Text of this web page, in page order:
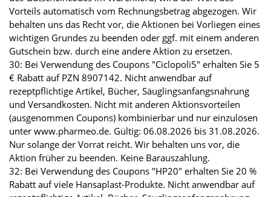
Vorteils automatisch vom Rechnungsbetrag abgezogen. Wir
behalten uns das Recht vor, die Aktionen bei Vorliegen eines
wichtigen Grundes zu beenden oder ggf. mit einem anderen
Gutschein bzw. durch eine andere Aktion zu ersetzen.
30: Bei Verwendung des Coupons "Ciclopoli5" erhalten Sie 5
€ Rabatt auf PZN 8907142. Nicht anwendbar auf
rezeptpflichtige Artikel, Bücher, Säuglingsanfangsnahrung
und Versandkosten. Nicht mit anderen Aktionsvorteilen
(ausgenommen Coupons) kombinierbar und nur einzulösen
unter www.pharmeo.de. Gültig: 06.08.2026 bis 31.08.2026.
Nur solange der Vorrat reicht. Wir behalten uns vor, die
Aktion früher zu beenden. Keine Barauszahlung.
32: Bei Verwendung des Coupons "HP20" erhalten Sie 20 %
Rabatt auf viele Hansaplast-Produkte. Nicht anwendbar auf